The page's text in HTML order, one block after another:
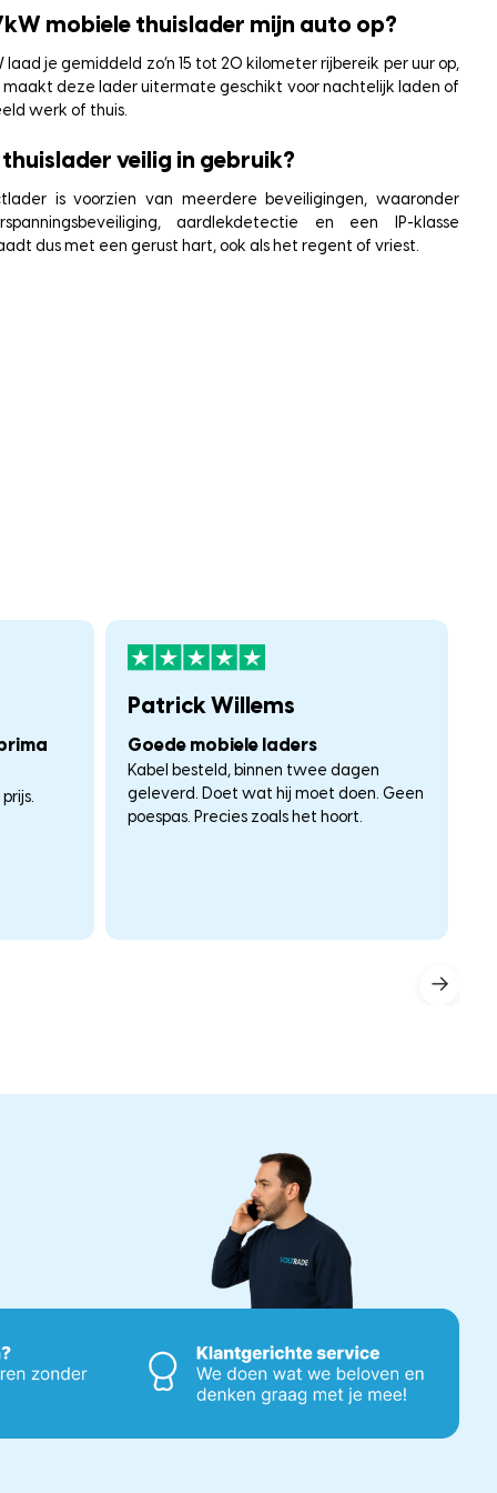
mobiele thuislader mijn auto op?
laad je gemiddeld zo’n 15 tot 20 kilometer rijbereik per uur op,
deze lader uitermate geschikt voor nachtelijk laden of
werk of thuis.
veilig in gebruik?
is voorzien van meerdere beveiligingen, waaronder
aardlekdetectie en een IP-klasse
dus met een gerust hart, ook als het regent of vriest.
Patrick Willems
Goede mobiele laders
Kabel besteld, binnen twee dagen
geleverd. Doet wat hij moet doen. Geen
poespas. Precies zoals het hoort.
→